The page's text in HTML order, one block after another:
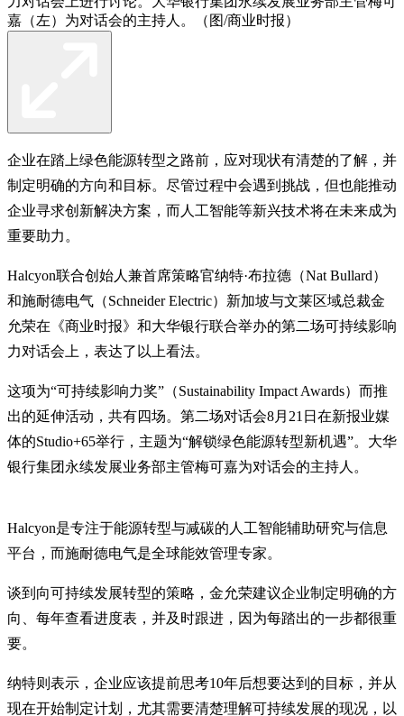
嘉（左）为对话会的主持人。（图/商业时报）
企业在踏上绿色能源转型之路前，应对现状有清楚的了解，并
制定明确的方向和目标。尽管过程中会遇到挑战，但也能推动
企业寻求创新解决方案，而人工智能等新兴技术将在未来成为
重要助力。
Halcyon联合创始人兼首席策略官纳特·布拉德（Nat Bullard）
和施耐德电气（Schneider Electric）新加坡与文莱区域总裁金
允荣在《商业时报》和大华银行联合举办的第二场可持续影响
力对话会上，表达了以上看法。
这项为“可持续影响力奖”（Sustainability Impact Awards）而推
出的延伸活动，共有四场。第二场对话会8月21日在新报业媒
体的Studio+65举行，主题为“解锁绿色能源转型新机遇”。大华
银行集团永续发展业务部主管梅可嘉为对话会的主持人。
Halcyon是专注于能源转型与减碳的人工智能辅助研究与信息
平台，而施耐德电气是全球能效管理专家。
谈到向可持续发展转型的策略，金允荣建议企业制定明确的方
向、每年查看进度表，并及时跟进，因为每踏出的一步都很重
要。
纳特则表示，企业应该提前思考10年后想要达到的目标，并从
现在开始制定计划，尤其需要清楚理解可持续发展的现况，以